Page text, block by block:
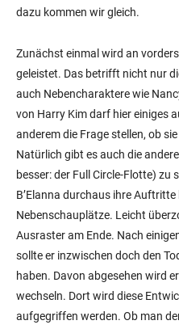
dazu kommen wir gleich.
Zunächst einmal wird an
geleistet. Das betrifft nicht nur
auch Nebencharaktere wie
von Harry Kim darf hier einiges
anderem die Frage stellen, ob
Natürlich gibt es auch die
besser: der Full Circle-Flotte) zu
B’Elanna durchaus ihre
Nebenschauplätze. Leicht
Ausraster am Ende. Nach
sollte er inzwischen doch den
haben. Davon abgesehen wird
wechseln. Dort wird diese
aufgegriffen werden. Ob man